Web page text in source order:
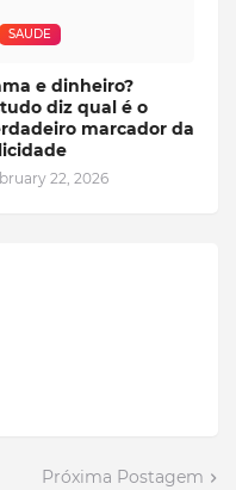
SAUDE
e dinheiro?
diz qual é o
marcador da
22, 2026
Próxima Postagem